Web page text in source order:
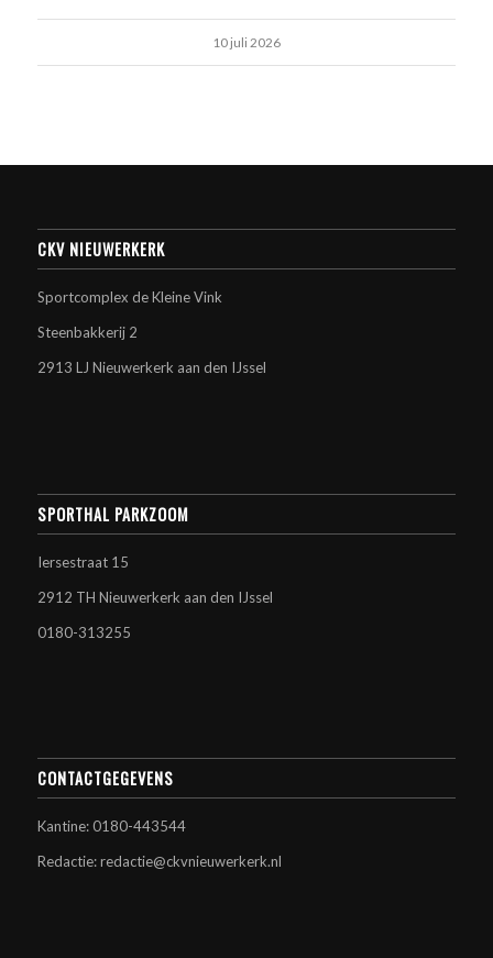
10 juli 2026
CKV NIEUWERKERK
Sportcomplex de Kleine Vink
Steenbakkerij 2
2913 LJ Nieuwerkerk aan den IJssel
SPORTHAL PARKZOOM
Iersestraat 15
2912 TH Nieuwerkerk aan den IJssel
0180-313255
CONTACTGEGEVENS
Kantine: 0180-443544
Redactie: redactie@ckvnieuwerkerk.nl